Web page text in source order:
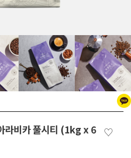
라비카 풀시티 (1kg x 6 ♡